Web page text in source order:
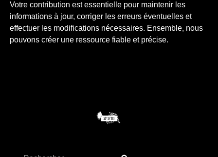
Votre contribution est essentielle pour maintenir les
informations à jour, corriger les erreurs éventuelles et
effectuer les modifications nécessaires. Ensemble, nous
pouvons créer une ressource fiable et précise.